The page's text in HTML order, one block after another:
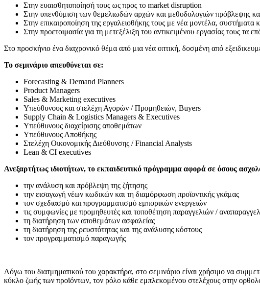
Στην ευαισθητοποίησή τους ως προς το market disruption
Στην υπενθύμιση των θεμελιωδών αρχών και μεθοδολογιών πρόβλεψης
Στην επικαιροποίηση της εργαλειοθήκης τους με νέα μοντέλα, συστήματα
Στην προετοιμασία για τη μετεξέλιξη του αντικειμένου εργασίας τους
Στο προσκήνιο ένα διαχρονικό θέμα από μια νέα οπτική, δοσμένη από
Το σεμινάριο απευθύνεται σε:
Forecasting & Demand Planners
Product Managers
Sales & Marketing executives
Υπεύθυνους και στελέχη Αγορών / Προμηθειών, Buyers
Supply Chain & Logistics Managers & Executives
Υπεύθυνους διαχείρισης αποθεμάτων
Υπεύθυνους Αποθήκης
Στελέχη Οικονομικής Διεύθυνσης / Financial Analysts
Lean & CI executives
Ανεξαρτήτως ιδιοτήτων, το εκπαιδευτικό πρόγραμμα αφορά σε όσους
την ανάλυση και πρόβλεψη της ζήτησης
την εισαγωγή νέων κωδικών και τη διαμόρφωση προϊοντικής γκάμας
τον σχεδιασμό και προγραμματισμό εμπορικών ενεργειών
τις συμφωνίες με προμηθευτές και τοποθέτηση παραγγελιών /
τη διατήρηση των αποθεμάτων ασφαλείας
τη διατήρηση της ρευστότητας και της ανάλυσης κόστους
τον προγραμματισμό παραγωγής
Λόγω του διατμηματικού του χαρακτήρα, στο σεμινάριο είναι χρήσιμο να
κύκλο ζωής των προϊόντων, τον ρόλο κάθε εμπλεκομένου στελέχους στην